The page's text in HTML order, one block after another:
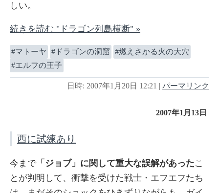
しい。
続きを読む "ドラゴン列島横断" »
マトーヤ ドラゴンの洞窟
燃えさかる火の大穴
エルフの王子
日時: 2007年1月20日 12:21 | パーマリンク
2007年1月13日
西に試練あり
今まで「ジョブ」に関して重大な誤解があったこ
とが判明して、衝撃を受けた戦士・エフエフたち